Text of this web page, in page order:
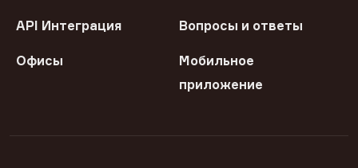
API Интеграция Вопросы и ответы
Офисы
Мобильное
приложение